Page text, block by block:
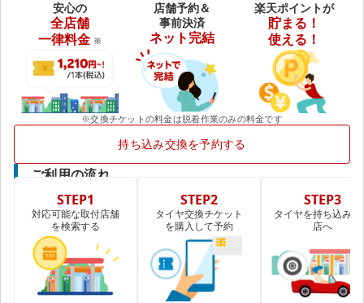
安心の
全店舗
一律料金 ※
店舗予約＆
事前決済
ネット完結
楽天ポイントが
貯まる！
使える！
※交換チケットの料金は脱着作業のみの料金です
持ち込み交換を予約する
ご利用の流れ
STEP1
対応可能な取付店舗
を検索する
STEP2
タイヤ交換チケット
を購入して予約
STEP3
タイヤを持ち込み取
店へ